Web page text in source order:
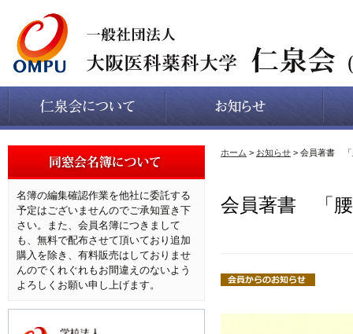
ホーム > お知らせ > 会員著書 「
会員著書 「腰
名簿の編集確認作業を他社に委託する
予定はございませんのでご承知置き下
さい。また、会員名簿につきまして
も、無料で配布させて頂いており追加
購入を除き、有料販売はしておりませ
んのでくれぐれもお間違えのないよう
よろしくお願い申し上げます。